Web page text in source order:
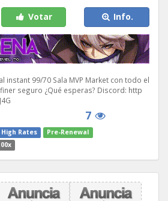
Votar Info.
instant 99/70 Sala MVP Market con todo el
seguro ¿Qué esperas? Discord: http
7
Rates
Pre-Renewal